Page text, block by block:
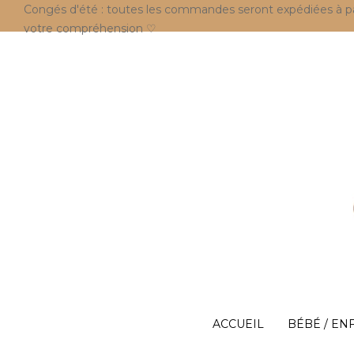
Congés d'été : toutes les commandes seront expédiées à
votre compréhension ♡
ACCUEIL BÉBÉ /